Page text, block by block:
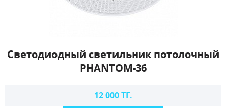
Светодиодный светильник потолочный
PHANTOM-36
12 000 ТГ.